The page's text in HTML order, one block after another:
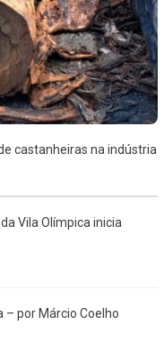
castanheiras na indústria
Vila Olímpica inicia
– por Márcio Coelho